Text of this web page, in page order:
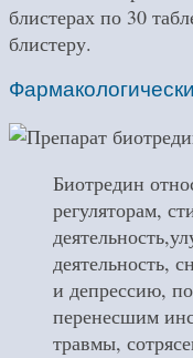
блистерах по 30
блистеру.
Биотредин
регуляторам,
деятельность,
и депрессию,
перенесшим
травмы,